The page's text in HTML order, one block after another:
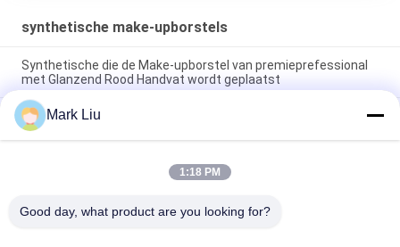
synthetische make-upborstels
Synthetische die de Make-upborstel van premieprefessional
met Glanzend Rood Handvat wordt geplaatst
Precisie die de Natuurlijke Synthetische Hulpmiddelen van de
de Borstels Volledige Schoonheid van de Haarmake-up
verbazen
15 Borstels van de Stuk Synthetische Make-up Geplaatst
Mark Liu
1:18 PM
Good day, what product are you looking for?